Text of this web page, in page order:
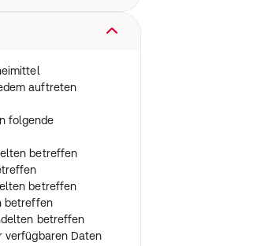
nach Absprache mit
sich nach der
das Arzneimittel
besten geeignete
täglich
Die für Sie
anderer
eigenmächtig
die bisherige
nicht retardierten
auftreten
folgende
betreffen
betreffen
betreffen
betreffen
verfügbaren Daten